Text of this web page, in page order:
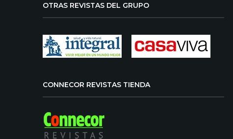
OTRAS REVISTAS DEL GRUPO
CONNECOR REVISTAS TIENDA